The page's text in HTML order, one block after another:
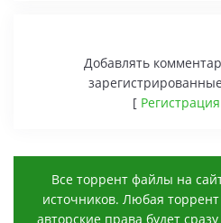
Добавлять
[ Регистрация
Все торрент файлы на
источников. Любая
авторские права будет